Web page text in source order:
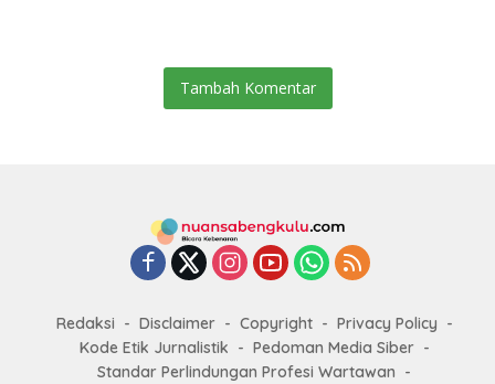
Tambah Komentar
Redaksi Disclaimer Copyright
Privacy Policy
Kode Etik Jurnalistik
Pedoman Media Siber
Standar Perlindungan Profesi Wartawan